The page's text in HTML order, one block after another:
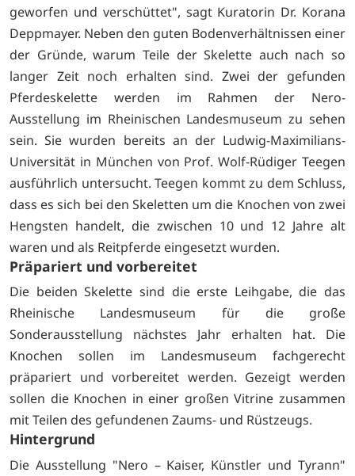
geworfen und verschüttet", sagt Kuratorin Dr. Korana
Deppmayer. Neben den guten Bodenverhältnissen einer
der Gründe, warum Teile der Skelette auch nach so
langer Zeit noch erhalten sind. Zwei der gefunden
Pferdeskelette werden im Rahmen der Nero-
Ausstellung im Rheinischen Landesmuseum zu sehen
sein. Sie wurden bereits an der Ludwig-Maximilians-
Universität in München von Prof. Wolf-Rüdiger Teegen
ausführlich untersucht. Teegen kommt zu dem Schluss,
dass es sich bei den Skeletten um die Knochen von zwei
Hengsten handelt, die zwischen 10 und 12 Jahre alt
waren und als Reitpferde eingesetzt wurden.
Präpariert und vorbereitet
Die beiden Skelette sind die erste Leihgabe, die das
Rheinische Landesmuseum für die große
Sonderausstellung nächstes Jahr erhalten hat. Die
Knochen sollen im Landesmuseum fachgerecht
präpariert und vorbereitet werden. Gezeigt werden
sollen die Knochen in einer großen Vitrine zusammen
mit Teilen des gefundenen Zaums- und Rüstzeugs.
Hintergrund
Die Ausstellung "Nero – Kaiser, Künstler und Tyrann"